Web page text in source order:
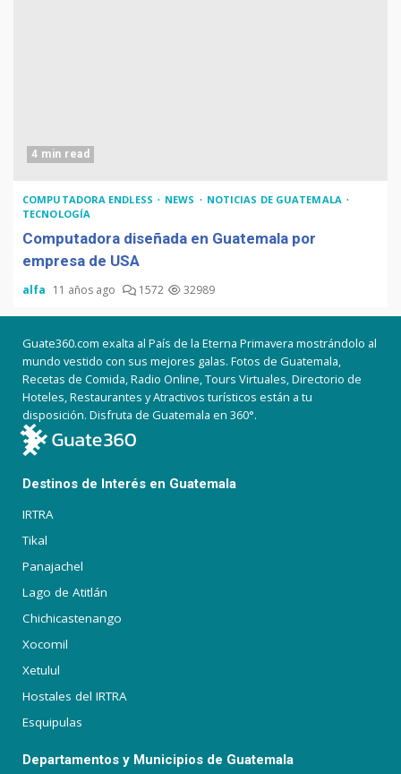
4 min read
COMPUTADORA ENDLESS NEWS
NOTICIAS DE GUATEMALA
TECNOLOGÍA
Computadora diseñada en Guatemala por
empresa de USA
alfa 11 años ago 1572 32989
Guate360.com exalta al País de la Eterna Primavera mostrándolo al
mundo vestido con sus mejores galas. Fotos de Guatemala,
Recetas de Comida, Radio Online, Tours Virtuales, Directorio de
Hoteles, Restaurantes y Atractivos turísticos están a tu
disposición. Disfruta de Guatemala en 360°.
Destinos de Interés en Guatemala
IRTRA
Tikal
Panajachel
Lago de Atitlán
Chichicastenango
Xocomil
Xetulul
Hostales del IRTRA
Esquipulas
Departamentos y Municipios de Guatemala